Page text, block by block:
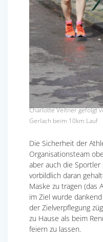
Charlotte Veitner gefolgt
Gerlach beim 10km Lauf
Die Sicherheit der
Organisationsteam
aber auch die
vorbildlich daran
Maske zu tragen (das
im Ziel wurde
der Zielverpflegung
zu Hause als beim
feiern zu lassen.